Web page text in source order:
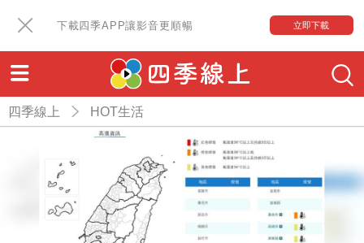
下載四季APP讓影音更順暢 立即下載
四季線上 HOT生活